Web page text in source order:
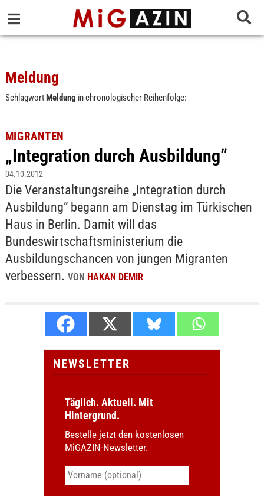
Meldung
SchlagwortMeldung in chronologischer Reihenfolge:
MIGRANTEN
„Integration durch Ausbildung“
04.10.2012
Die Veranstaltungsreihe „Integration durch
Ausbildung“ begann am Dienstag im Türkischen
Haus in Berlin. Damit will das
Bundeswirtschaftsministerium die
Ausbildungschancen von jungen Migranten
verbessern. VON HAKAN DEMIR
NEWSLETTER
Täglich. Aktuell. Mit
Hintergrund.
Bestelle jetzt den kostenlosen
MiGAZIN-Newsletter.